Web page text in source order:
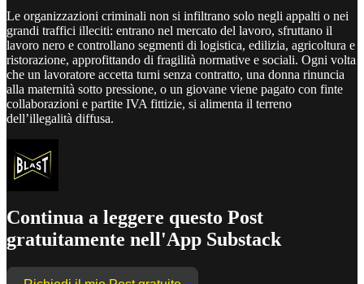
Le organizzazioni criminali non si infiltrano solo negli appalti o nei
grandi traffici illeciti: entrano nel mercato del lavoro, sfruttano il
lavoro nero e controllano segmenti di logistica, edilizia, agricoltura e
ristorazione, approfittando di fragilità normative e sociali. Ogni volta
che un lavoratore accetta turni senza contratto, una donna rinuncia
alla maternità sotto pressione, o un giovane viene pagato con finte
collaborazioni e partite IVA fittizie, si alimenta il terreno
dell’illegalità diffusa.
Continua a leggere questo Post
gratuitamente nell'App Substack